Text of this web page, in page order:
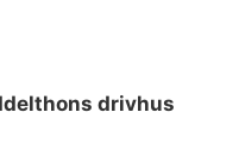
drivhus